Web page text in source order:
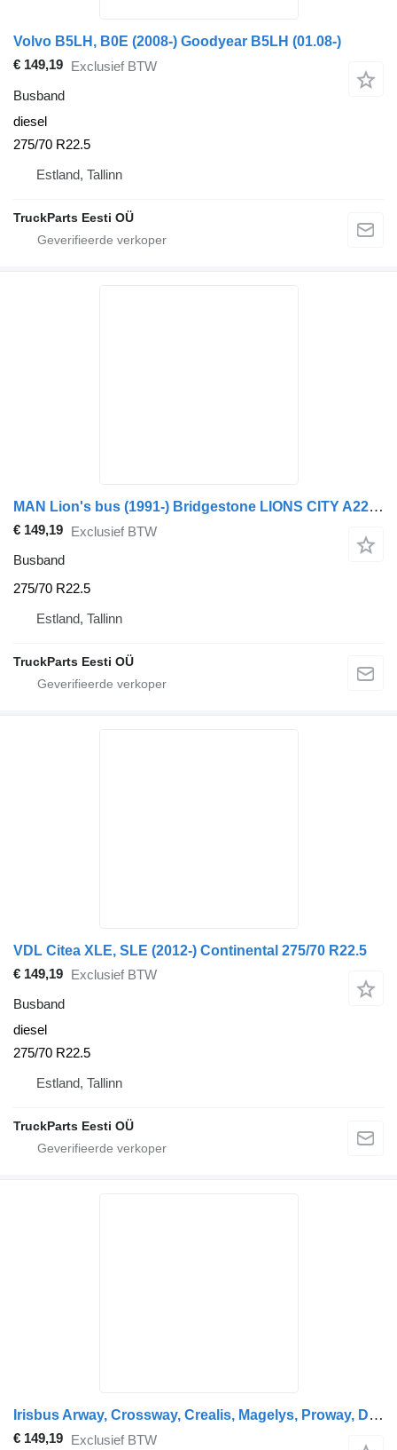
Volvo B5LH, B0E (2008-) Goodyear B5LH (01.08-)
€ 149,19 Exclusief BTW
Busband
diesel
275/70 R22.5
Estland, Tallinn
TruckParts Eesti OÜ
MAN Lion's bus (1991-) Bridgestone LIONS CITY A22 (01.96-12.04)
€ 149,19 Exclusief BTW
Busband
275/70 R22.5
Estland, Tallinn
TruckParts Eesti OÜ
VDL Citea XLE, SLE (2012-) Continental 275/70 R22.5
€ 149,19 Exclusief BTW
Busband
diesel
275/70 R22.5
Estland, Tallinn
TruckParts Eesti OÜ
Irisbus Arway, Crossway, Crealis, Magelys, Proway, Daily Tourys (2006-) Sava 275/70 R22.5
€ 149,19 Exclusief BTW